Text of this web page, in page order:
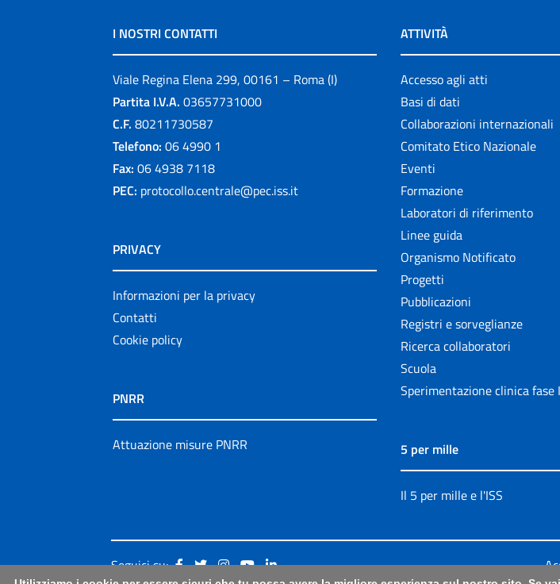
I NOSTRI CONTATTI
Viale Regina Elena 299, 00161 – Roma (I)
Partita I.V.A. 03657731000
C.F. 80211730587
Telefono: 06 4990 1
Fax: 06 4938 7118
PEC: protocollo.centrale@pec.iss.it
PRIVACY
Informazioni per la privacy
Contatti
Cookie policy
PNRR
Attuazione misure PNRR
ATTIVITÀ
Accesso agli atti
Basi di dati
Collaborazioni internazionali
Comitato Etico Nazionale
Eventi
Formazione
Laboratori di riferimento
Linee guida
Organismo Notificato
Progetti
Pubblicazioni
Registri e sorveglianze
Ricerca collaboratori
Scuola
Sperimentazione clinica fase I
5 per mille
Il 5 per mille e l'ISS
Seguici su: